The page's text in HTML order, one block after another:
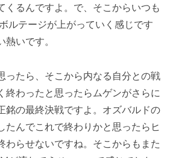
くるんですよ。で、そこからいつも
ルテージが上がっていく感じです
いです。
ったら、そこから内なる自分との戦
終わったと思ったらムゲンがさらに
銘の最終決戦ですよ。オズバルドの
たんでこれで終わりかと思ったらヒ
わらせないですね。そこからもまた